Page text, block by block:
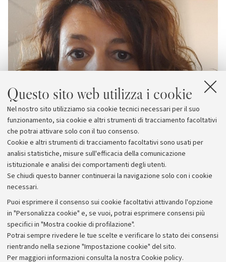
Questo sito web utilizza i cookie
Nel nostro sito utilizziamo sia cookie tecnici necessari per il suo
funzionamento, sia cookie e altri strumenti di tracciamento facoltativi
che potrai attivare solo con il tuo consenso.
Cookie e altri strumenti di tracciamento facoltativi sono usati per
analisi statistiche, misure sull'efficacia della comunicazione
istituzionale e analisi dei comportamenti degli utenti.
Se chiudi questo banner continuerai la navigazione solo con i cookie
necessari.
Puoi esprimere il consenso sui cookie facoltativi attivando l'opzione
in "Personalizza cookie" e, se vuoi, potrai esprimere consensi più
specifici in "Mostra cookie di profilazione".
Potrai sempre rivedere le tue scelte e verificare lo stato dei consensi
rientrando nella sezione "Impostazione cookie" del sito.
Per maggiori informazioni consulta la nostra Cookie policy.
Archivio
Comunicati stampa
Redazione
Rassegna stampa